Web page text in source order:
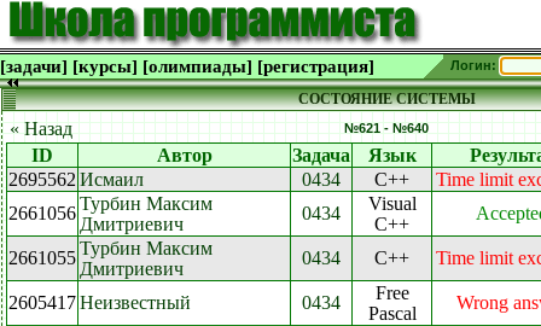
[задачи] [курсы] [олимпиады] [регистрация] Логин:
СОСТОЯНИЕ СИСТЕМЫ
« Назад №621 - №640
ID Автор Задача Язык
2695562 Исмаил 0434 C++
Time limit
2661056Турбин Максим
Дмитриевич
0434
Visual
C++
2661055Турбин Максим
Дмитриевич
0434 C++ Time limit
2605417Неизвестный 0434
Free
Pascal
Wrong